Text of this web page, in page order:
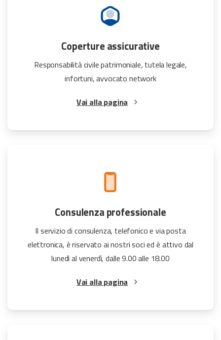
Coperture assicurative
Responsabilità civile patrimoniale, tutela legale,
infortuni, avvocato network
Vai alla pagina
Consulenza professionale
Il servizio di consulenza, telefonico e via posta
elettronica, è riservato ai nostri soci ed è attivo dal
lunedì al venerdì, dalle 9.00 alle 18.00
Vai alla pagina